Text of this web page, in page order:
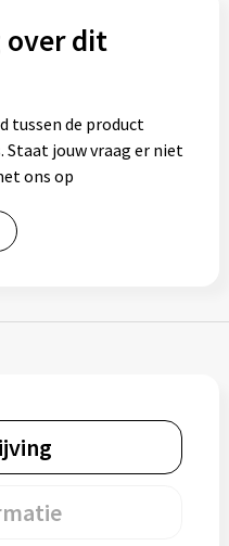
over dit
tussen de product
jouw vraag er niet
ons op